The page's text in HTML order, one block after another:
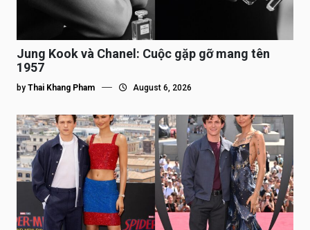
Jung Kook và Chanel: Cuộc gặp gỡ mang tên
1957
by Thai Khang Pham August 6, 2026